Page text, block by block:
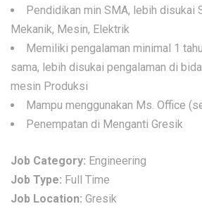
Pendidikan min SMA, lebih disukai
Mekanik, Mesin, Elektrik
Memiliki pengalaman minimal 1
sama, lebih disukai pengalaman di
mesin Produksi
Mampu menggunakan Ms. Office
Penempatan di Menganti Gresik
Job Category: Engineering
Job Type: Full Time
Job Location: Gresik